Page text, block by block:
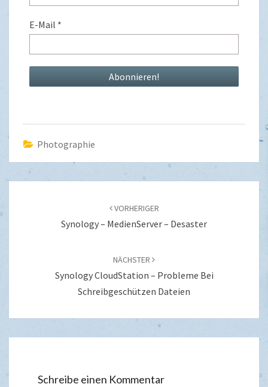
E-Mail *
Photographie
VORHERIGER
Synology – MedienServer – Desaster
NÄCHSTER
Synology CloudStation – Probleme Bei
Schreibgeschützen Dateien
Schreibe einen Kommentar